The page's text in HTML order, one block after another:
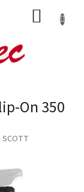
On 350
SCOTT